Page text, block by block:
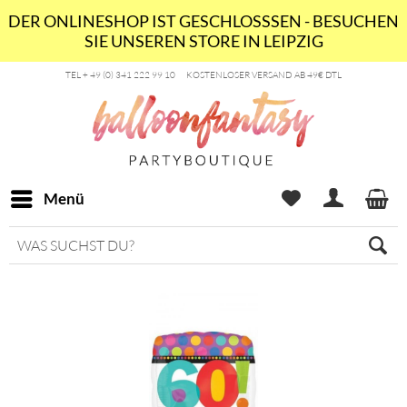
DER ONLINESHOP IST GESCHLOSSSEN - BESUCHEN
SIE UNSEREN STORE IN LEIPZIG
TEL + 49 (0) 341 222 99 10 KOSTENLOSER VERSAND AB 49€ DTL
Menü